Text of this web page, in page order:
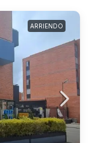
ARRIENDO